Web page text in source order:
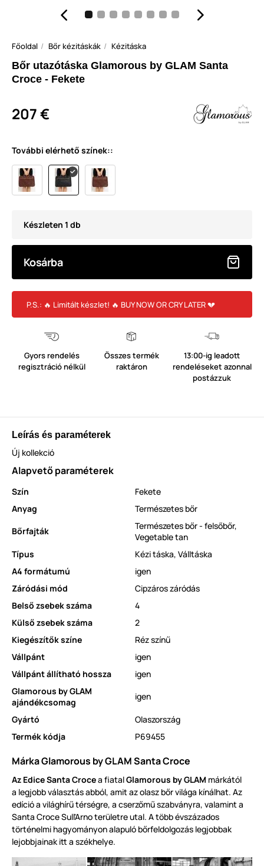
Főoldal Bőr kézitáskák Kézitáska
Bőr utazótáska Glamorous by GLAM Santa
Croce - Fekete
207 €
További elérhető színek::
Készleten 1 db
Kosárba
P.S.: 🔥 Limitált készlet! 🔥 BUY NOW OR CRY LATER 💔
Gyors rendelés
regisztráció nélkül
Összes termék
raktáron
13:00-ig leadott
rendeléseket azonnal
postázzuk
Leírás és paraméterek
Új kollekció
Alapvető paraméterek
Szín
Fekete
Anyag
Természetes bőr
Bőrfajták
Természetes bőr - felsőbőr,
Vegetable tan
Típus
Kézi táska, Válltáska
A4 formátumú
igen
Záródási mód
Cipzáros záródás
Belső zsebek száma
4
Külső zsebek száma
2
Kiegészítők színe
Réz színű
Vállpánt
igen
Vállpánt állítható hossza
igen
Glamorous by GLAM
ajándékcsomag
igen
Gyártó
Olaszország
Termék kódja
P69455
Márka Glamorous by GLAM Santa Croce
Az Edice Santa Crocea fiatalGlamorous by GLAM márkától
a legjobbválasztásabból, amit az olasz bőr világa kínálhat. Az
edíció a világhírű térségre, a cserzőmű szabványra, valamint a
Santa Croce Sull'Arnoterületre utal. A több évszázados
történelmi hagyományon alapuló bőrfeldolgozás legjobbak
lejobbjainak itt a székhelye.